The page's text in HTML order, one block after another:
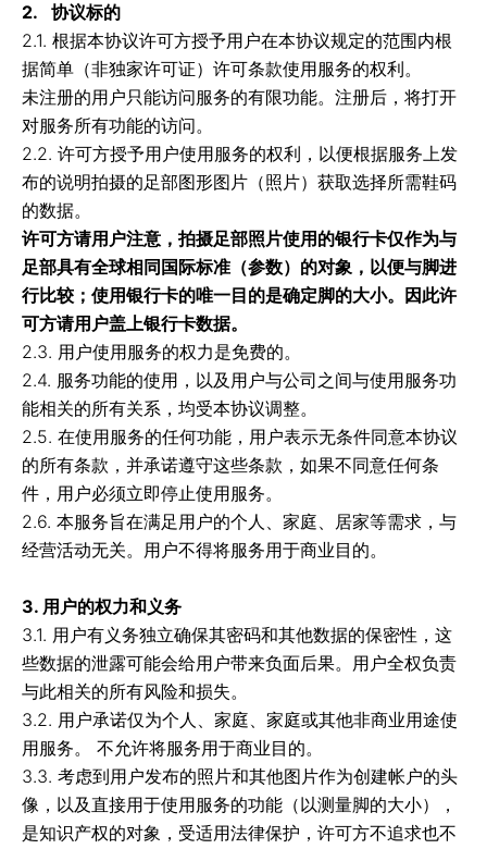
2. 协议标的
2.1. 根据本协议许可方授予用户在本协议规定的范围内根
据简单（非独家许可证）许可条款使用服务的权利。
未注册的用户只能访问服务的有限功能。注册后，将打开
对服务所有功能的访问。
2.2. 许可方授予用户使用服务的权利，以便根据服务上发
布的说明拍摄的足部图形图片（照片）获取选择所需鞋码
的数据。
许可方请用户注意，拍摄足部照片使用的银行卡仅作为与
足部具有全球相同国际标准（参数）的对象，以便与脚进
行比较；使用银行卡的唯一目的是确定脚的大小。因此许
可方请用户盖上银行卡数据。
2.3. 用户使用服务的权力是免费的。
2.4. 服务功能的使用，以及用户与公司之间与使用服务功
能相关的所有关系，均受本协议调整。
2.5. 在使用服务的任何功能，用户表示无条件同意本协议
的所有条款，并承诺遵守这些条款，如果不同意任何条
件，用户必须立即停止使用服务。
2.6. 本服务旨在满足用户的个人、家庭、居家等需求，与
经营活动无关。用户不得将服务用于商业目的。
3. 用户的权力和义务
3.1. 用户有义务独立确保其密码和其他数据的保密性，这
些数据的泄露可能会给用户带来负面后果。用户全权负责
与此相关的所有风险和损失。
3.2. 用户承诺仅为个人、家庭、家庭或其他非商业用途使
用服务。 不允许将服务用于商业目的。
3.3. 考虑到用户发布的照片和其他图片作为创建帐户的头
像，以及直接用于使用服务的功能（以测量脚的大小），
是知识产权的对象，受适用法律保护，许可方不追求也不